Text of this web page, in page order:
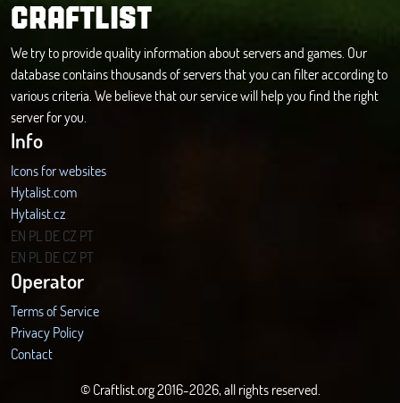
CRAFTLIST
We try to provide quality information about servers and games. Our
database contains thousands of servers that you can filter according to
various criteria. We believe that our service will help you find the right
server for you.
Info
Icons for websites
Hytalist.com
Hytalist.cz
Hytamods.org
EN PL DECZ PT
EN PL DECZ PT
Operator
Terms of Service
Privacy Policy
Contact
© Craftlist.org 2016-2026, all rights reserved.